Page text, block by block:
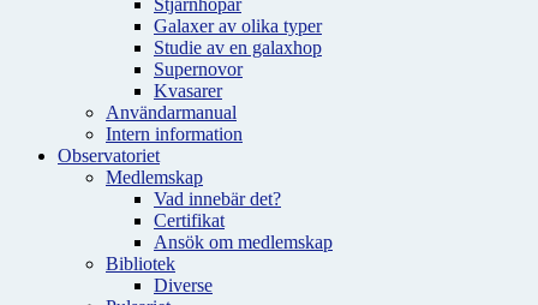
Stjärnhopar
Galaxer av olika typer
Studie av en galaxhop
Supernovor
Kvasarer
Användarmanual
Intern information
Observatoriet
Medlemskap
Vad innebär det?
Certifikat
Ansök om medlemskap
Bibliotek
Diverse